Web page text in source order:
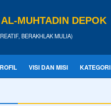
MUHTADIN DEPOK
BERAKHLAK MULIA)
VISI DAN MISI KATEGORI